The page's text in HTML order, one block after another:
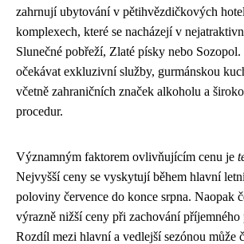
zahrnují ubytování v pětihvězdičkových
komplexech, které se nacházejí v
Slunečné pobřeží, Zlaté písky nebo
očekávat exkluzivní služby, gurmánskou
včetně zahraničních značek alkoholu a
procedur.
Významným faktorem ovlivňujícím cenu je
Nejvyšší ceny se vyskytují během hlavní
poloviny července do konce srpna. Naopak
výrazně nižší ceny při zachování příjemného
Rozdíl mezi hlavní a vedlejší sezónou může